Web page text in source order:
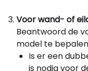
Voor wand- of
Beantwoord de
model te
Is er een
is nodig voor